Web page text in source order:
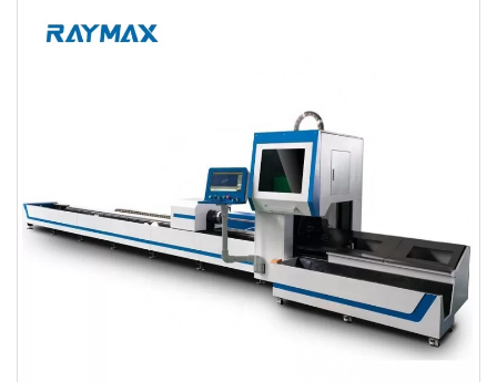
verarbeiten.
Rahmen der Laserschneidmaschine
Es ist der mechanische Teil, um die Bewegung in
X-, Y- und Z-Achse zu realisieren, einschließlich
Schneidarbeitsplattform. Es wird verwendet, um das
geschnittene Werkstück zu bewegen, und kann sich
gemäß dem Steuerprogramm genau und genau
bewegen. Es treibt normalerweise einen Servomotor